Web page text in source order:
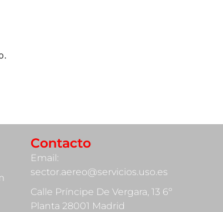
Contacto
Email:
sector.aereo@servicios.uso.es
Calle Príncipe De Vergara, 13 6º
Planta 28001 Madrid